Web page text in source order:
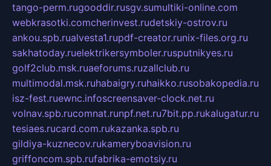
tango-perm.rugooddir.rusgv.sumultiki-online.com
webkrasotki.comcherinvest.rudetskiy-ostrov.ru
ankou.spb.rualvesta1.rupdf-creator.runix-files.org.ru
sakhatoday.ruelektrikersymboler.rusputnikyes.ru
golf2club.msk.ruaeforums.ruzallclub.ru
multimodal.msk.ruhabaigry.ruhaikko.rusobakopedia.ru
isz-fest.ruewnc.infoscreensaver-clock.net.ru
volnav.spb.rucomnat.runpf.net.ru7bit.pp.rukalugatur.ru
tesiaes.rucard.com.rukazanka.spb.ru
gildiya-kuznecov.rukameryboavision.ru
griffoncom.spb.rufabrika-emotsiy.ru